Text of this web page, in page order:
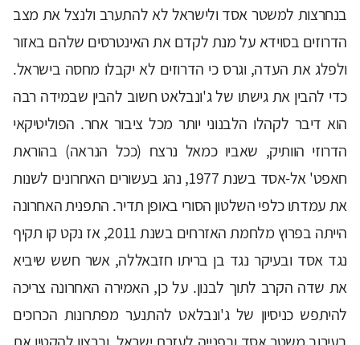
בנחרצות למשטר אסד ולישראל לא להתערב ולנצל את מצב
הדרוזים בסוידא על מנת לקדם את האינטרסים שלהם באזור
ולפלג את העדה, וגרס כי הדרוזים לא יקבלו מחסה בישראל.
כדי להבין את גישתו של ג'ונבלאט חשוב להבין שבמידה רבה
הוא דיבר לקהלו הלבנוני יותר מכל ציבור אחר. הפוליטיקאי
הדרוזי הוותיק, שאביו כמאל נרצח (ככל הנראה) בהוראת
חאפט' אל-אסד בשנת 1977, נהג בעשורים האחרונים לשנות
את עמדתו כלפי השלטון הסורי באופן תדיר. התפנית האחרונה
הייתה בפרוץ מלחמת האזרחים בשנת 2011, אז נקט קו תקיף
נגד אסד ובעיקר נגד בן בריתו חזבאללה, אשר חשש שיביא
את שדה הקרב לתוך לבנון. על כן, האמירה האחרונה צריכה
להיתפש כניסיון של ג'ונבלאט להתנער מפתרונות הכרוכים